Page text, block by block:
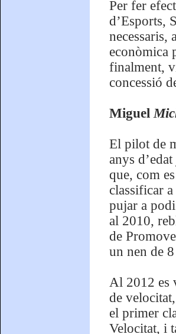
Per fer
d’Esports,
necessaris,
econòmica
finalment,
concessió
Miguel
El pilot de
anys
que, com
classificar
pujar a
al 2010,
de
un nen de
Al 2012 es
de
el primer
Velocitat, i